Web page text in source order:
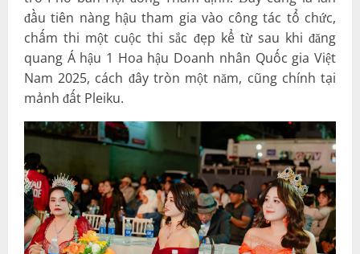
đầu tiên nàng hậu tham gia vào công tác tổ chức,
chấm thi một cuộc thi sắc đẹp kể từ sau khi đăng
quang Á hậu 1 Hoa hậu Doanh nhân Quốc gia Việt
Nam 2025, cách đây tròn một năm, cũng chính tại
mảnh đất Pleiku.